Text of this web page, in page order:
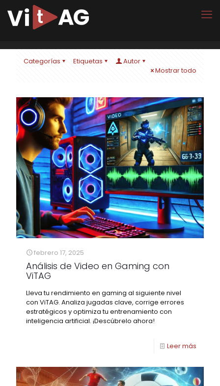
Categorías Etiquetas
Autor
Mostrar todo
febrero 17, 2025
Análisis de Video en Gaming con
ViTAG
Lleva tu rendimiento en gaming al siguiente nivel
con ViTAG. Analiza jugadas clave, corrige errores
estratégicos y optimiza tu entrenamiento con
inteligencia artificial. ¡Descúbrelo ahora!
Leer más